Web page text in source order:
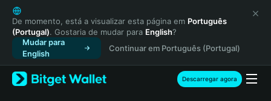
English
日本語
Tiếng Việt
Русский
Español (Latinoamérica)
Türkçe
De momento, está a visualizar esta página em Português
(Portugal). Gostaria de mudar para English?
Mudar para
English
Continuar em Português (Portugal)
Descarregar agora